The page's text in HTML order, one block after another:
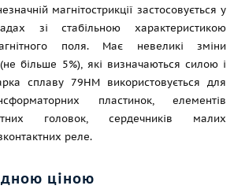
магнітострикції застосовується у
зі стабільною характеристикою
поля. Має невеликі зміни
більше 5%), які визначаються силою і
сплаву 79НМ використовується для
пластинок, елементів
головок, сердечників малих
реле.
ціною